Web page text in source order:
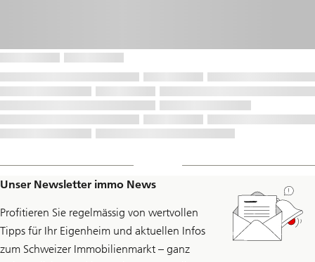
Unser Newsletter immo News
Profitieren Sie regelmässig von wertvollen
Tipps für Ihr Eigenheim und aktuellen Infos
zum Schweizer Immobilienmarkt – ganz